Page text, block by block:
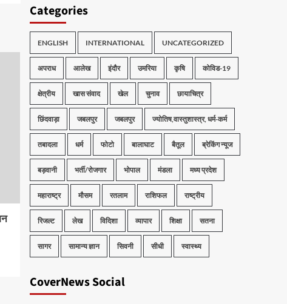
Categories
ENGLISH INTERNATIONAL UNCATEGORIZED
अपराध आलेख इंदौर उमरिया कृषि कोविड-19
क्षेत्रीय खास संवाद खेल चुनाव छायाचित्र
छिंदवाड़ा जबलपुर जबलपुर ज्योतिष,वास्तुशास्त्र, धर्म-कर्म
तबादला धर्म फोटो बालाघाट बैतूल ब्रेकिंग न्यूज
बड़वानी भर्ती/रोजगार भोपाल मंडला मध्य प्रदेश
महाराष्ट्र मौसम रतलाम राशिफल राष्ट्रीय
रिजल्ट लेख विदिशा व्यापार शिक्षा सतना
सागर सामान्य ज्ञान सिवनी सीधी स्वास्थ्य
CoverNews Social